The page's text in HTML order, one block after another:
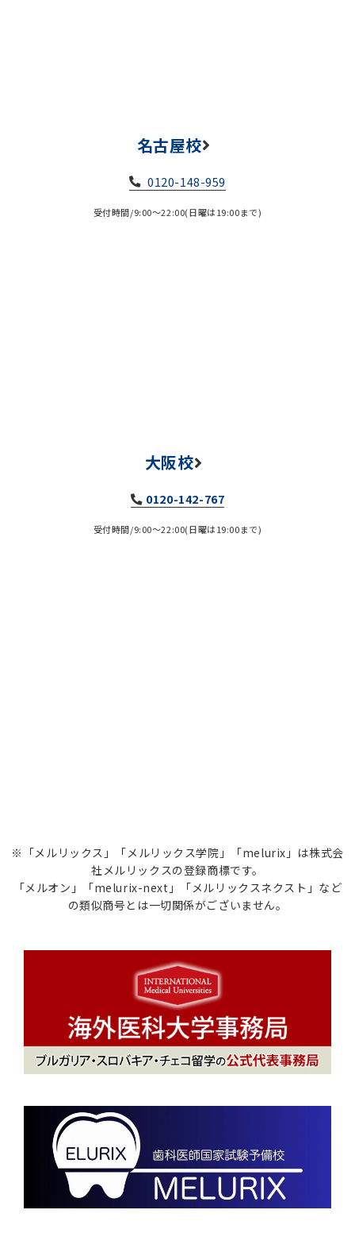
名古屋校
0120-148-959
受付時間/9:00～22:00(日曜は19:00まで)
大阪校
0120-142-767
受付時間/9:00～22:00(日曜は19:00まで)
※「メルリックス」「メルリックス学院」「melurix」は株式会
社メルリックスの登録商標です。
「メルオン」「melurix-next」「メルリックスネクスト」など
の類似商号とは一切関係がございません。